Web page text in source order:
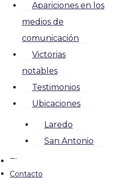
Apariciones en los
medios de
comunicación
Victorias
notables
Testimonios
Ubicaciones
Laredo
San Antonio
Blog
Contacto